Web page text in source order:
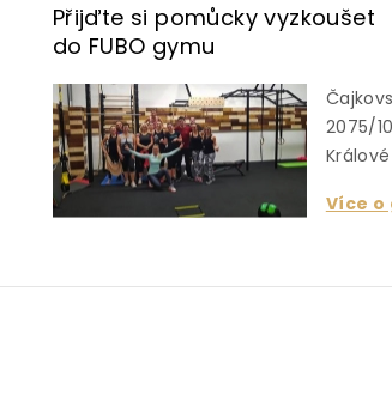
Přijďte si pomůcky vyzkoušet
do FUBO gymu
2075/
Králové
Více o